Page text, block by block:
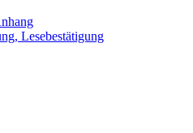
Lesebestätigung